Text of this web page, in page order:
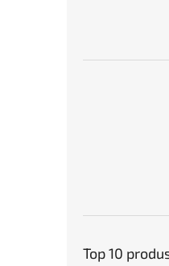
Top 10